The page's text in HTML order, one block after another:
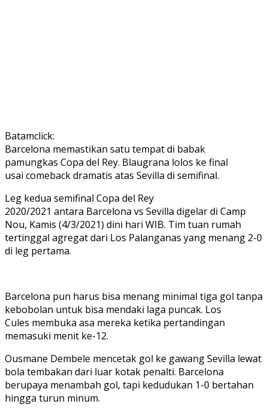
Batamclick:
Barcelona memastikan satu tempat di babak
pamungkas Copa del Rey. Blaugrana lolos ke final
usai comeback dramatis atas Sevilla di semifinal.
Leg kedua semifinal Copa del Rey
2020/2021 antara Barcelona vs Sevilla digelar di Camp
Nou, Kamis (4/3/2021) dini hari WIB. Tim tuan rumah
tertinggal agregat dari Los Palanganas yang menang 2-0
di leg pertama.
Barcelona pun harus bisa menang minimal tiga gol tanpa
kebobolan untuk bisa mendaki laga puncak. Los
Cules membuka asa mereka ketika pertandingan
memasuki menit ke-12.
Ousmane Dembele mencetak gol ke gawang Sevilla lewat
bola tembakan dari luar kotak penalti. Barcelona
berupaya menambah gol, tapi kedudukan 1-0 bertahan
hingga turun minum.